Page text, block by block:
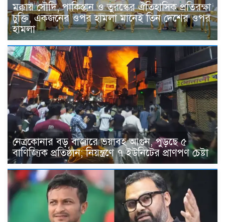
মক্কায় সৌদি, পাকিস্তান ও তুরস্কের ঐতিহাসিক প্রতিরক্ষা
চুক্তি, একজনের ওপর হামলা মানেই তিন দেশের ওপর
হামলা
নেত্রকোনার বড় বাজারে ভয়াবহ আগুন, পুড়ছে ৫
বাণিজ্যিক প্রতিষ্ঠান; নিয়ন্ত্রণে ৭ ইউনিটের প্রাণপণ চেষ্টা